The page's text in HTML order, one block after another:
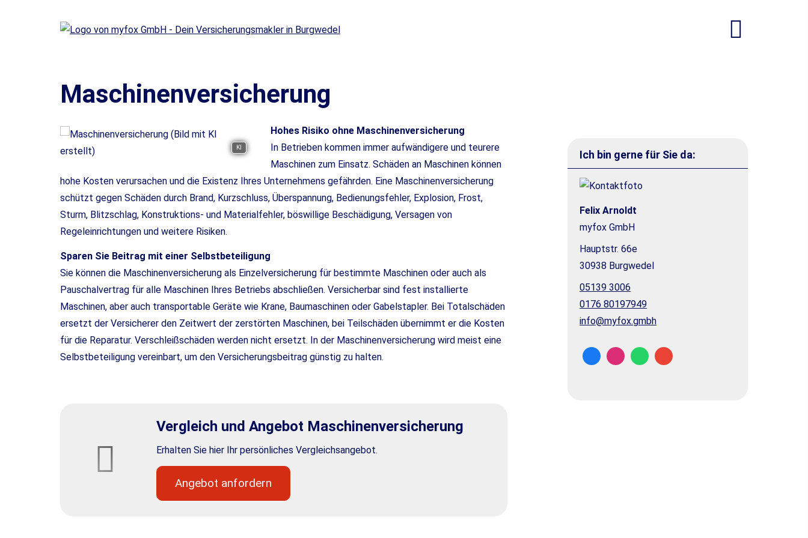
Ich bin gerne für Sie da:
Felix Arnoldt
myfox GmbH
Hauptstr. 66e
30938 Burgwedel
05139 3006
0176 80197949
info@myfox.gmbh
Maschinenversicherung
KI
Hohes Risiko ohne Maschinenversicherung
In Betrieben kommen immer aufwändigere und teurere
Maschinen zum Einsatz. Schäden an Maschinen können
hohe Kosten verursachen und die Existenz Ihres Unternehmens gefährden. Eine Maschinenversicherung
schützt gegen Schäden durch Brand, Kurzschluss, Überspannung, Bedienungsfehler, Explosion, Frost,
Sturm, Blitzschlag, Konstruktions- und Materialfehler, böswillige Beschädigung, Versagen von
Regeleinrichtungen und weitere Risiken.
Sparen Sie Beitrag mit einer Selbstbeteiligung
Sie können die Maschinenversicherung als Einzelversicherung für bestimmte Maschinen oder auch als
Pauschalvertrag für alle Maschinen Ihres Betriebs abschließen. Versicherbar sind fest installierte
Maschinen, aber auch transportable Geräte wie Krane, Baumaschinen oder Gabelstapler. Bei Totalschäden
ersetzt der Versicherer den Zeitwert der zerstörten Maschinen, bei Teilschäden übernimmt er die Kosten
für die Reparatur. Verschleißschäden werden nicht ersetzt. In der Maschinenversicherung wird meist eine
Selbstbeteiligung vereinbart, um den Versicherungsbeitrag günstig zu halten.
Vergleich und Angebot Maschinenversicherung
Erhalten Sie hier Ihr persönliches Vergleichsangebot.
An­ge­bot an­for­dern